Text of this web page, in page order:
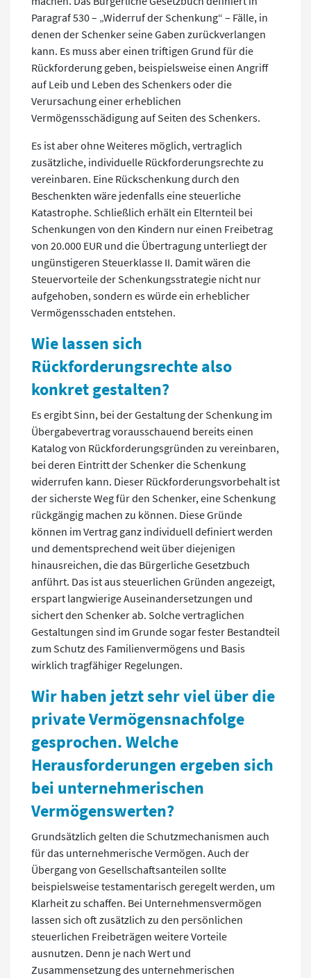
Paragraf 530 – „Widerruf der Schenkung“ – Fälle, in
denen der Schenker seine Gaben zurückverlangen
kann. Es muss aber einen triftigen Grund für die
Rückforderung geben, beispielsweise einen Angriff
auf Leib und Leben des Schenkers oder die
Verursachung einer erheblichen
Vermögensschädigung auf Seiten des Schenkers.
Es ist aber ohne Weiteres möglich, vertraglich
zusätzliche, individuelle Rückforderungsrechte zu
vereinbaren. Eine Rückschenkung durch den
Beschenkten wäre jedenfalls eine steuerliche
Katastrophe. Schließlich erhält ein Elternteil bei
Schenkungen von den Kindern nur einen Freibetrag
von 20.000 EUR und die Übertragung unterliegt der
ungünstigeren Steuerklasse II. Damit wären die
Steuervorteile der Schenkungsstrategie nicht nur
aufgehoben, sondern es würde ein erheblicher
Vermögensschaden entstehen.
Wie lassen sich
Rückforderungsrechte also
konkret gestalten?
Es ergibt Sinn, bei der Gestaltung der Schenkung im
Übergabevertrag vorausschauend bereits einen
Katalog von Rückforderungsgründen zu vereinbaren,
bei deren Eintritt der Schenker die Schenkung
widerrufen kann. Dieser Rückforderungsvorbehalt ist
der sicherste Weg für den Schenker, eine Schenkung
rückgängig machen zu können. Diese Gründe
können im Vertrag ganz individuell definiert werden
und dementsprechend weit über diejenigen
hinausreichen, die das Bürgerliche Gesetzbuch
anführt. Das ist aus steuerlichen Gründen angezeigt,
erspart langwierige Auseinandersetzungen und
sichert den Schenker ab. Solche vertraglichen
Gestaltungen sind im Grunde sogar fester Bestandteil
zum Schutz des Familienvermögens und Basis
wirklich tragfähiger Regelungen.
Wir haben jetzt sehr viel über die
private Vermögensnachfolge
gesprochen. Welche
Herausforderungen ergeben sich
bei unternehmerischen
Vermögenswerten?
Grundsätzlich gelten die Schutzmechanismen auch
für das unternehmerische Vermögen. Auch der
Übergang von Gesellschaftsanteilen sollte
beispielsweise testamentarisch geregelt werden, um
Klarheit zu schaffen. Bei Unternehmensvermögen
lassen sich oft zusätzlich zu den persönlichen
steuerlichen Freibeträgen weitere Vorteile
ausnutzen. Denn je nach Wert und
Zusammensetzung des unternehmerischen